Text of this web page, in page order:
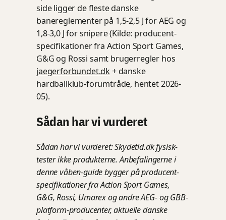
side ligger de fleste danske
banereglementer på 1,5-2,5 J for AEG og
1,8-3,0 J for snipere (Kilde: producent-
specifikationer fra Action Sport Games,
G&G og Rossi samt brugerregler hos
jaegerforbundet.dk+ danske
hardballklub-forumtråde, hentet 2026-
05).
Sådan har vi vurderet
Sådan har vi vurderet: Skydetid.dk fysisk-
tester ikke produkterne. Anbefalingerne i
denne våben-guide bygger på producent-
specifikationer fra Action Sport Games,
G&G, Rossi, Umarex og andre AEG- og GBB-
platform-producenter, aktuelle danske